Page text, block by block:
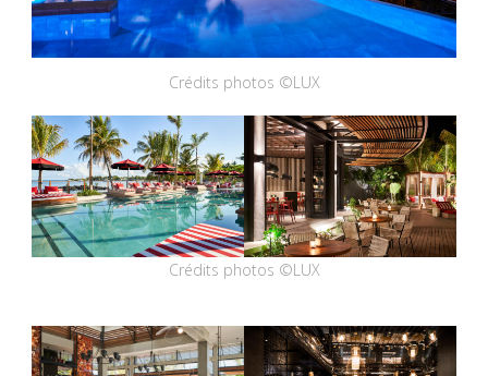
Crédits photos ©LUX
Crédits photos ©LUX